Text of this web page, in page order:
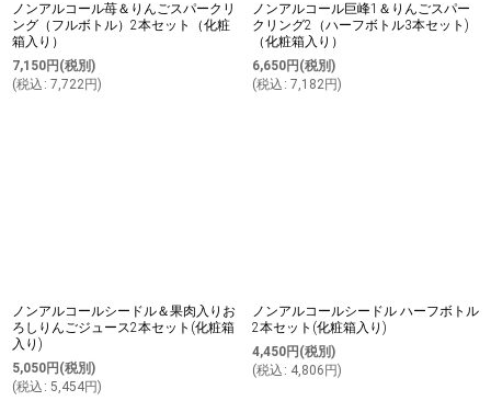
ノンアルコール苺＆りんごスパークリ
ング（フルボトル）2本セット（化粧
箱入り）
7,150円 (税別)
(税込 : 7,722円)
ノンアルコール巨峰1＆りんごスパー
クリング2（ハーフボトル3本セット)
（化粧箱入り）
6,650円 (税別)
(税込 : 7,182円)
ノンアルコールシードル＆果肉入りお
ろしりんごジュース2本セット(化粧箱
入り)
5,050円 (税別)
(税込 : 5,454円)
ノンアルコールシードル ハーフボトル
2本セット(化粧箱入り)
4,450円 (税別)
(税込 : 4,806 円)